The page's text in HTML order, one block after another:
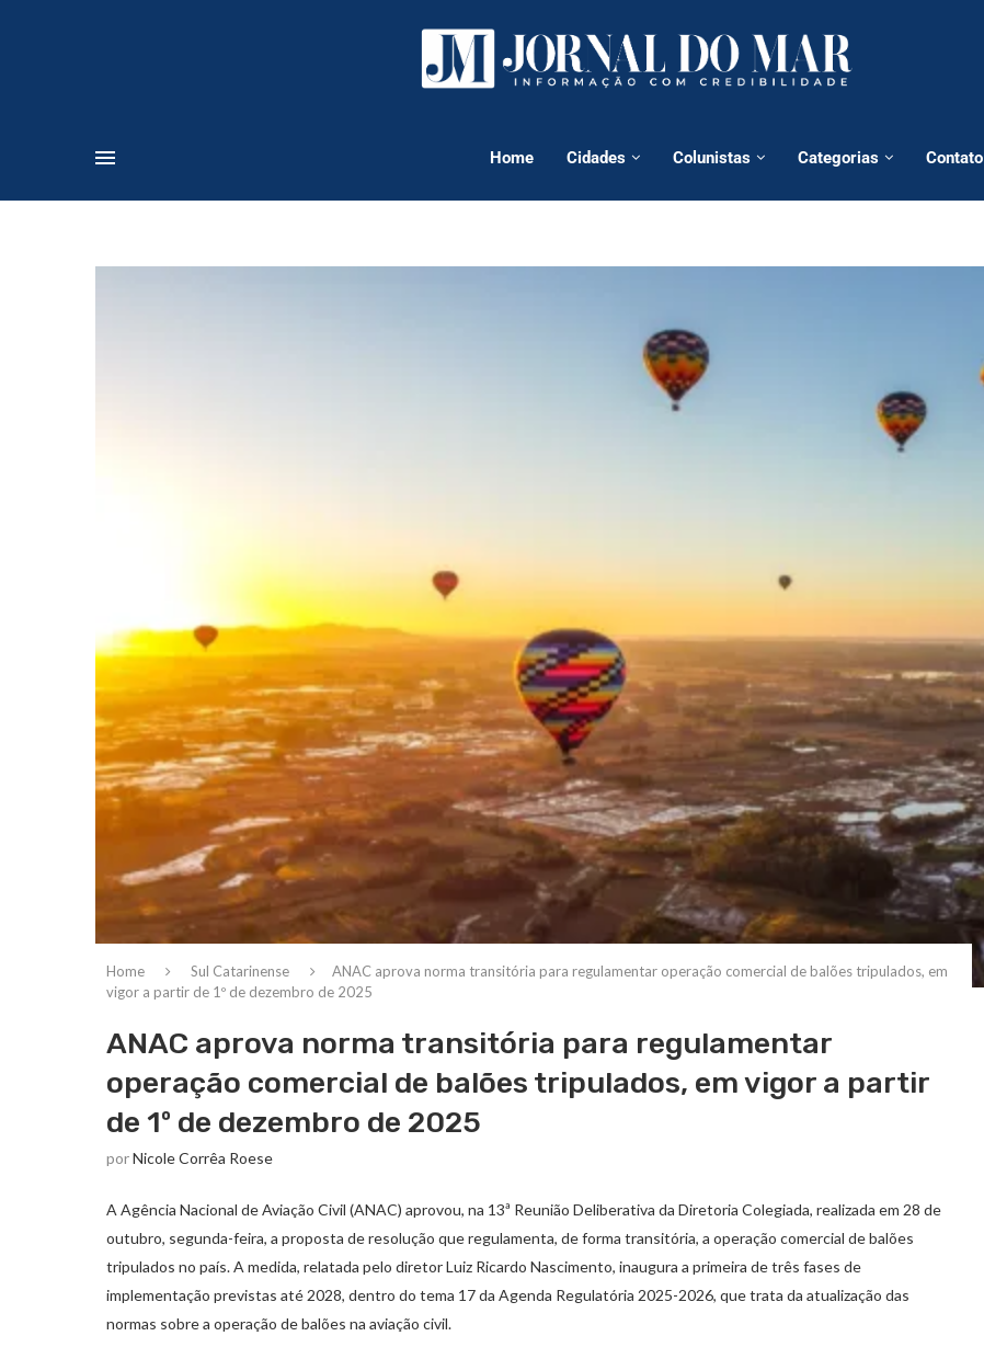
Home Cidades Colunistas Categorias Contato
Home Sul Catarinense
ANAC aprova norma transitória para regulamentar operação comercial de balões tripulados, em
vigor a partir de 1º de dezembro de 2025
ANAC aprova norma transitória para regulamentar
operação comercial de balões tripulados, em vigor a partir
de 1º de dezembro de 2025
porNicole Corrêa Roese
A Agência Nacional de Aviação Civil (ANAC) aprovou, na 13ª Reunião Deliberativa da Diretoria Colegiada, realizada em 28 de
outubro, segunda-feira, a proposta de resolução que regulamenta, de forma transitória, a operação comercial de balões
tripulados no país. A medida, relatada pelo diretor Luiz Ricardo Nascimento, inaugura a primeira de três fases de
implementação previstas até 2028, dentro do tema 17 da Agenda Regulatória 2025-2026, que trata da atualização das
normas sobre a operação de balões na aviação civil.